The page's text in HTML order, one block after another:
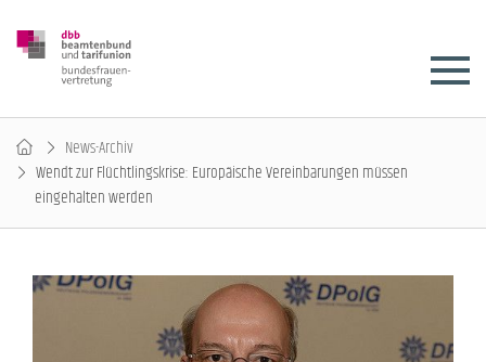
News-Archiv
Wendt zur Flüchtlingskrise: Europäische Vereinbarungen müssen
eingehalten werden